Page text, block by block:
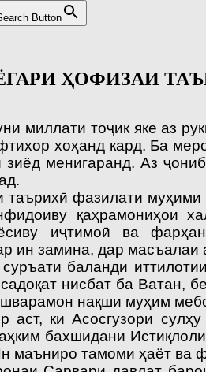
Button
ҲОФИЗАИ
миллати тоҷик яке аз
хоҳанд кард. Ба
зиёд менигаранд. Аз
фазилати муҳими
қаҳрамониҳои
иҷтимоӣ ва фар
замина, дар масъалаи
баланди
нисбат ба Ватан,
нақши муҳим
ки Асосгузори
бахшидани
маъниро тамоми ҳаёт